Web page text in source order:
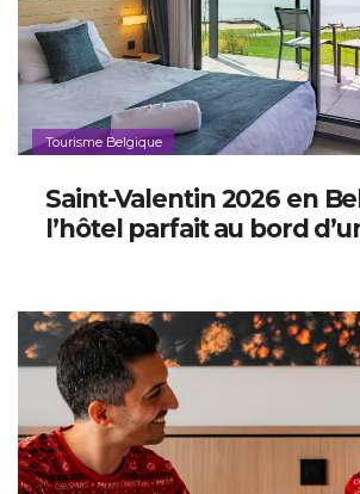
Tourisme Belgique
Saint-Valentin 2026 en
l’hôtel parfait au bord